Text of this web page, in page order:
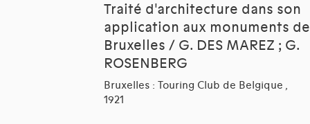
Traité d'architecture dans son
application aux monuments de
Bruxelles / G. DES MAREZ ; G.
ROSENBERG
Bruxelles : Touring Club de Belgique ,
1921